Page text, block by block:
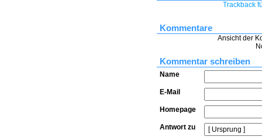
Trackback
Kommentare
Ansicht der
Kommentar schreiben
Name
E-Mail
Homepage
Antwort zu